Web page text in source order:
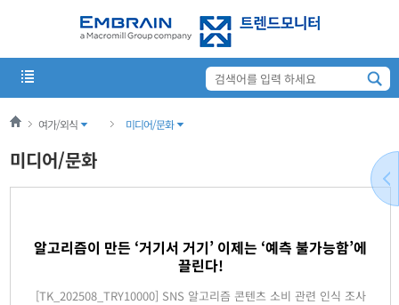
여가/외식 미디어/문화
미디어/문화
알고리즘이 만든 ‘거기서 거기’ 이제는 ‘예측 불가능함’에
끌린다!
[TK_202508_TRY10000] SNS 알고리즘 콘텐츠 소비 관련 인식 조사